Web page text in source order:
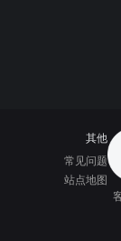
其他
常见问题
站点地图